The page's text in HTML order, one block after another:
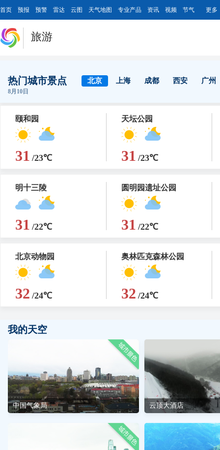
首页 预报 预警 雷达 云图 天气地图 专业产品 资讯 视频 节气 更多
旅游
热门城市景点
8月10日
北京 上海 成都 西安 广州
颐和园
31 /23℃
天坛公园
31 /23℃
明十三陵
31 /22℃
圆明园遗址公园
31 /22℃
北京动物园
32 /24℃
奥林匹克森林公园
32 /24℃
我的天空
中国气象局 云顶大酒店